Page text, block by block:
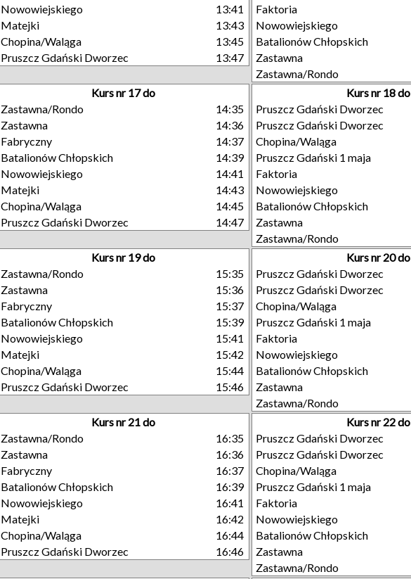
Nowowiejskiego
13:41
Matejki
13:43
Chopina/Waląga
13:45
Pruszcz Gdański Dworzec
13:47
Faktoria
Nowowiejskiego
Batalionów Chłopskich
Zastawna
Zastawna/Rondo
Kurs nr 17 do
Zastawna/Rondo
14:35
Zastawna
14:36
Fabryczny
14:37
Batalionów Chłopskich
14:39
Nowowiejskiego
14:41
Matejki
14:43
Chopina/Waląga
14:45
Pruszcz Gdański Dworzec
14:47
Kurs nr 18 do
Pruszcz Gdański Dworzec
Pruszcz Gdański Dworzec
Chopina/Waląga
Pruszcz Gdański 1 maja
Faktoria
Nowowiejskiego
Batalionów Chłopskich
Zastawna
Zastawna/Rondo
Kurs nr 19 do
Zastawna/Rondo
15:35
Zastawna
15:36
Fabryczny
15:37
Batalionów Chłopskich
15:39
Nowowiejskiego
15:41
Matejki
15:42
Chopina/Waląga
15:44
Pruszcz Gdański Dworzec
15:46
Kurs nr 20 do
Pruszcz Gdański Dworzec
Pruszcz Gdański Dworzec
Chopina/Waląga
Pruszcz Gdański 1 maja
Faktoria
Nowowiejskiego
Batalionów Chłopskich
Zastawna
Zastawna/Rondo
Kurs nr 21 do
Zastawna/Rondo
16:35
Zastawna
16:36
Fabryczny
16:37
Batalionów Chłopskich
16:39
Nowowiejskiego
16:41
Matejki
16:42
Chopina/Waląga
16:44
Pruszcz Gdański Dworzec
16:46
Kurs nr 22 do
Pruszcz Gdański Dworzec
Pruszcz Gdański Dworzec
Chopina/Waląga
Pruszcz Gdański 1 maja
Faktoria
Nowowiejskiego
Batalionów Chłopskich
Zastawna
Zastawna/Rondo